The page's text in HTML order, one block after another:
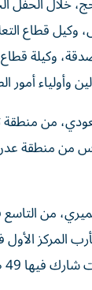
قطاع
وكيلة قطاع
وأولياء أمور
من
من منطقة
من
المركز
طالباً وطالبة.